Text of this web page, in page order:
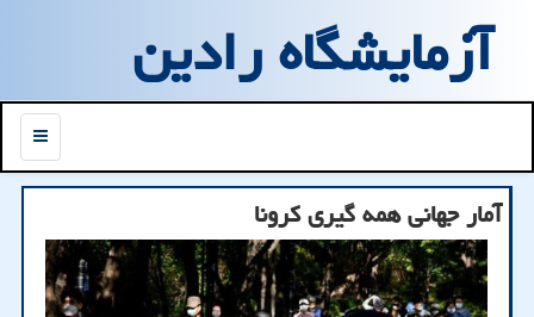
آزمایشگاه رادین
منو
آمار جهانی همه گیری كرونا